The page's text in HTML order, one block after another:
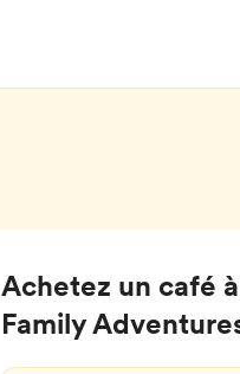
Achetez un café
Family